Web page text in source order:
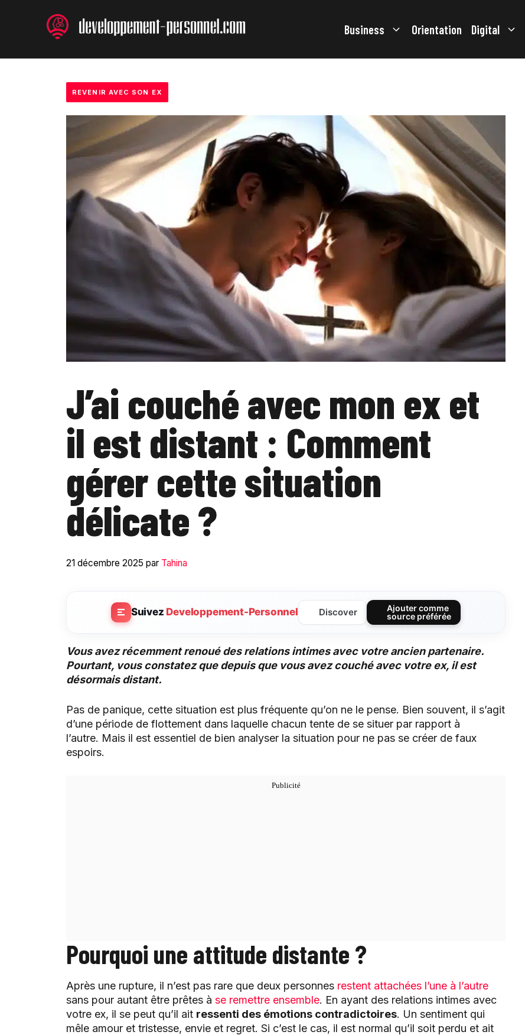
Business Orientation Digital
REVENIR AVEC SON EX
J’ai couché avec mon ex et
il est distant : Comment
gérer cette situation
délicate ?
21 décembre 2025 par Tahina
Suivez Developpement-Personnel Discover
Ajouter comme
source préférée
Vous avez récemment renoué des relations intimes avec votre ancien partenaire.
Pourtant, vous constatez que depuis que vous avez couché avec votre ex, il est
désormais distant.
Pas de panique, cette situation est plus fréquente qu’on ne le pense. Bien souvent, il s’agit
d’une période de flottement dans laquelle chacun tente de se situer par rapport à
l’autre. Mais il est essentiel de bien analyser la situation pour ne pas se créer de faux
espoirs.
Pourquoi une attitude distante ?
Après une rupture, il n’est pas rare que deux personnes restent attachées l’une à l’autre
sans pour autant être prêtes à se remettre ensemble. En ayant des relations intimes avec
votre ex, il se peut qu’il ait ressenti des émotions contradictoires. Un sentiment qui
mêle amour et tristesse, envie et regret. Si c’est le cas, il est normal qu’il soit perdu et ait